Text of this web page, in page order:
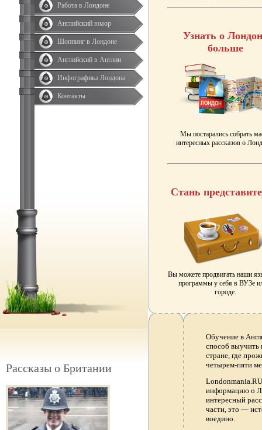
Работа в Лондоне
Английский юмор
Шоппинг в Лондоне
Английский в Англии
Инфографика Лондона
Контакты
Рассказы о Британии
Узнать о
больше
Мы постарались собрать
интересных рассказов о
Стань
Вы можете продвигать наши
программы у себя в ВУЗе
городе.
Обучение в
способ выучить
стране, где
четырем-пяти
информацию о
интересный
части, это —
воедино.